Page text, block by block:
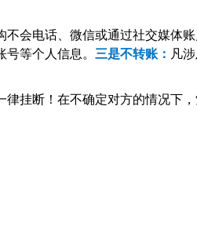
会电话、微信或通过社交媒体
等个人信息。 三是不转账： 凡
挂断！在不确定对方的情况下